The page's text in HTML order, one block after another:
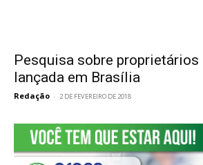
Pesquisa sobre
lançada em Brasília
Redação - 2 DE FEVEREIRO DE 2018